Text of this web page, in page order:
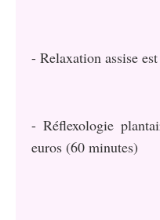
- Relaxation assise
- Réflexologie
euros (60 minutes)